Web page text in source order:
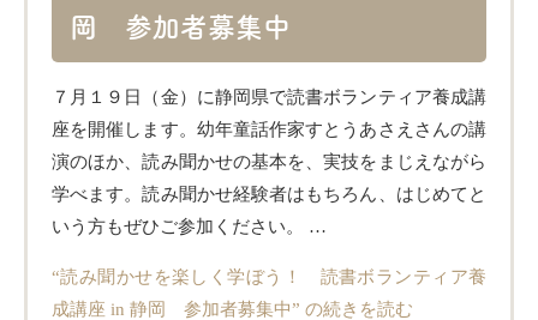
岡 参加者募集中
７月１９日（金）に静岡県で読書ボランティア養成講
座を開催します。幼年童話作家すとうあさえさんの講
演のほか、読み聞かせの基本を、実技をまじえながら
学べます。読み聞かせ経験者はもちろん、はじめてと
いう方もぜひご参加ください。 …
“読み聞かせを楽しく学ぼう！ 読書ボランティア養
成講座 in 静岡 参加者募集中” の続きを読む